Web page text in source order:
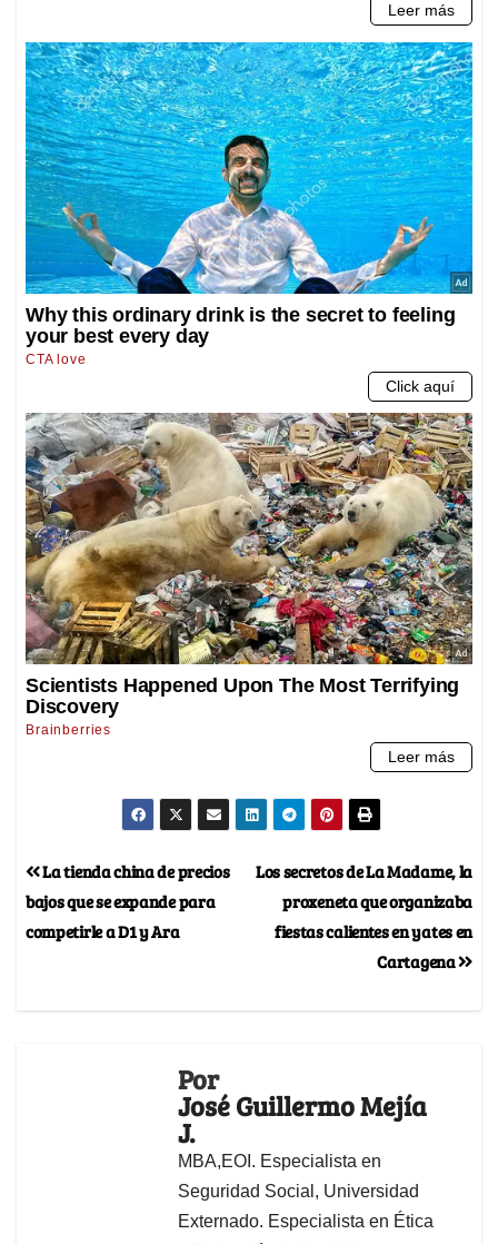
Los secretos de La Madame, la
proxeneta que organizaba
fiestas calientes en yates en
Cartagena
La tienda china de precios
bajos que se expande para
competirle a D1 y Ara
Por
José Guillermo Mejía
J.
MBA,EOI. Especialista en
Seguridad Social, Universidad
Externado. Especialista en Ética